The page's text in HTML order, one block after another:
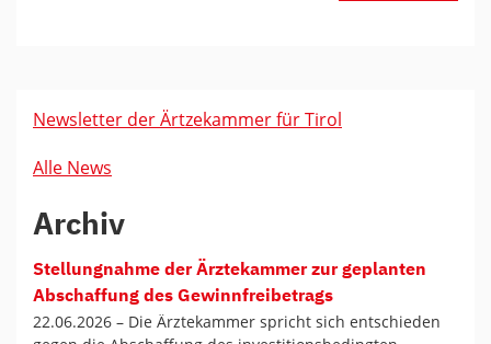
Newsletter der Ärtzekammer für Tirol
Alle News
Archiv
Stellungnahme der Ärztekammer zur geplanten
Abschaffung des Gewinnfreibetrags
22.06.2026 – Die Ärztekammer spricht sich entschieden